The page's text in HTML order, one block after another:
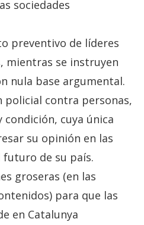
sociedades
preventivo de líderes
mientras se instruyen
nula base argumental.
policial contra personas,
cuya única
su opinión en las
de su país.
groseras (en las
para que las
en Catalunya